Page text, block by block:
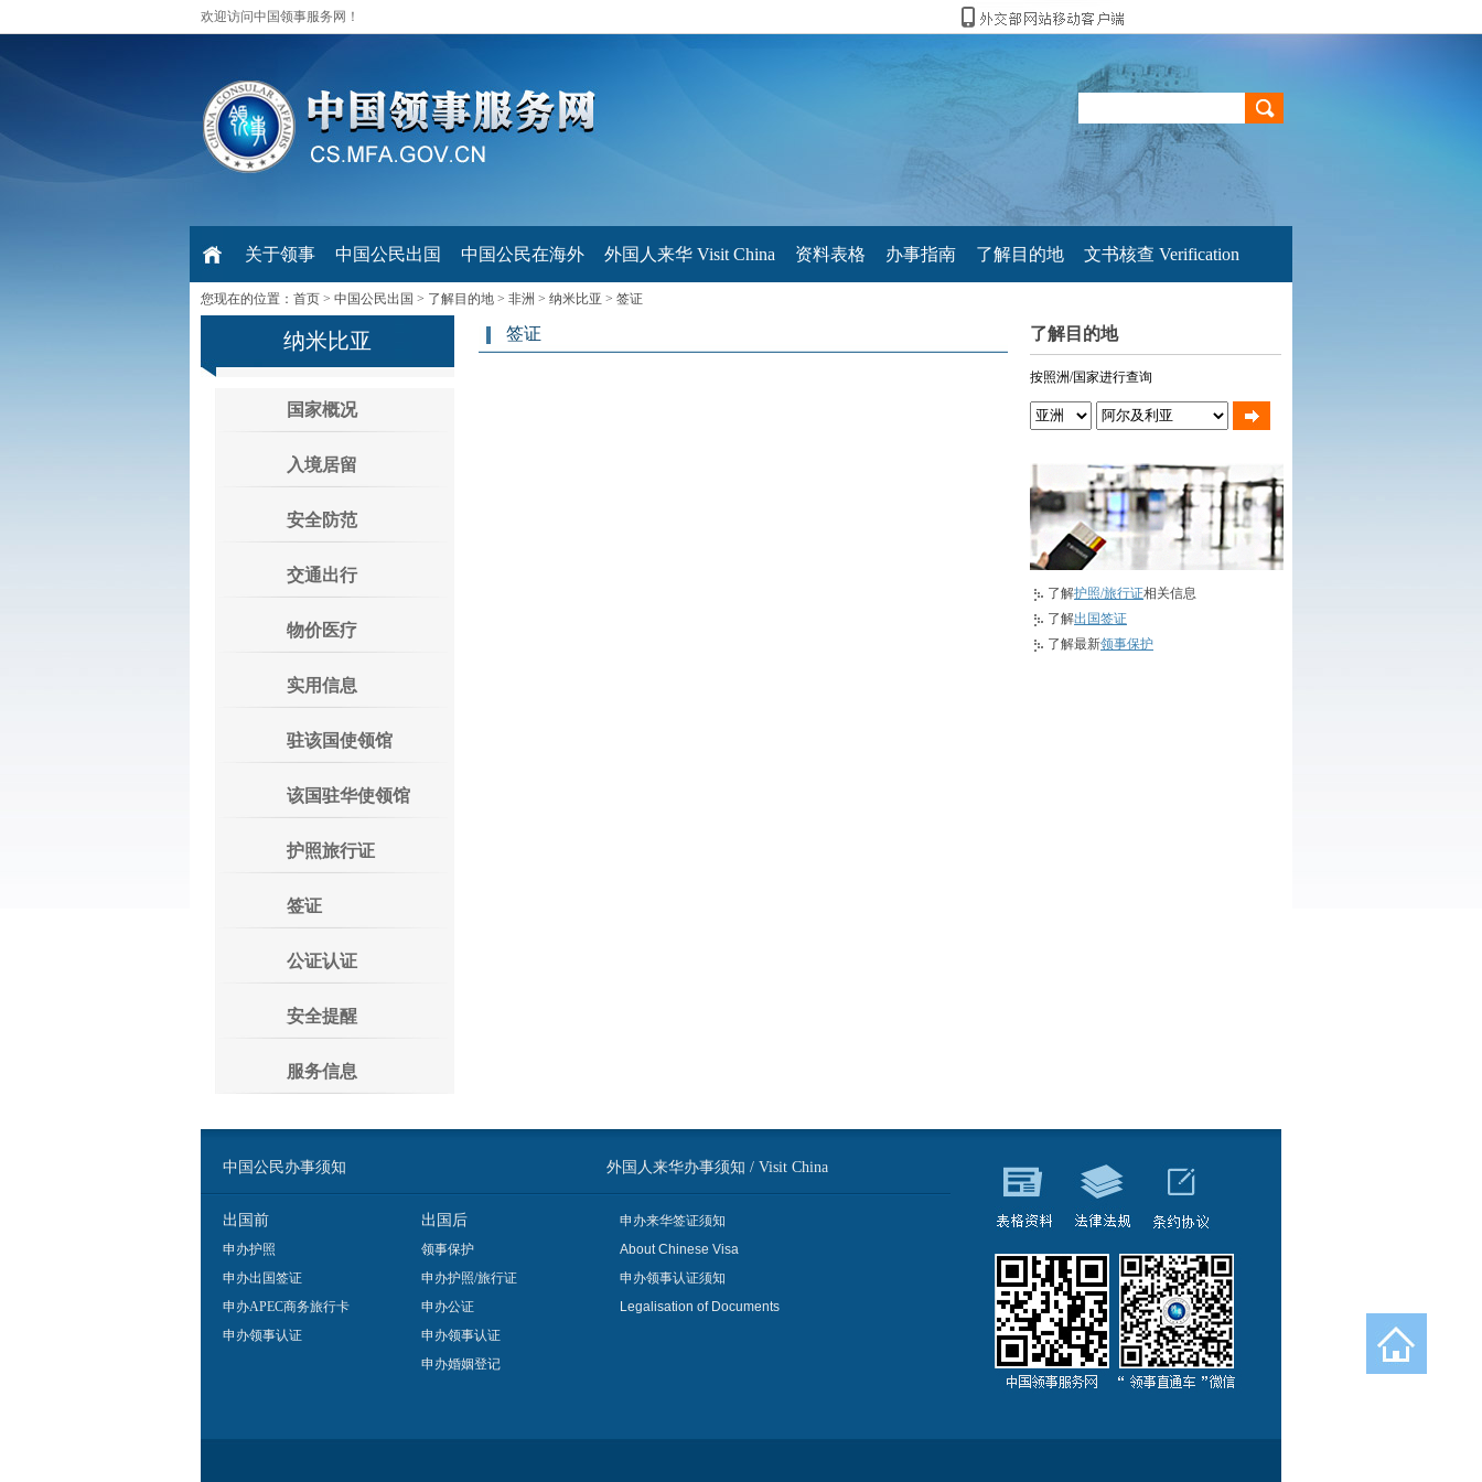
欢迎访问中国领事服务网！
关于领事 中国公民出国 中国公民在海外 外国人来华 Visit China 资料表格 办事指南 了解目的地 文书核查 Verification
您现在的位置： 首页 > 中国公民出国 > 了解目的地 > 非洲 > 纳米比亚 > 签证
纳米比亚
国家概况
入境居留
安全防范
交通出行
物价医疗
实用信息
驻该国使领馆
该国驻华使领馆
护照旅行证
签证
公证认证
安全提醒
服务信息
签证 了解目的地
按照洲/国家进行查询
了解护照/旅行证相关信息
了解出国签证
了解最新领事保护
中国公民办事须知 外国人来华办事须知 / Visit China
出国前
申办护照
申办出国签证
申办APEC商务旅行卡
申办领事认证
出国后
领事保护
申办护照/旅行证
申办公证
申办领事认证
申办婚姻登记
申办来华签证须知
About Chinese Visa
申办领事认证须知
Legalisation of Documents